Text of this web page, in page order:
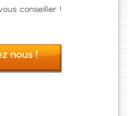
conseiller !
nous !